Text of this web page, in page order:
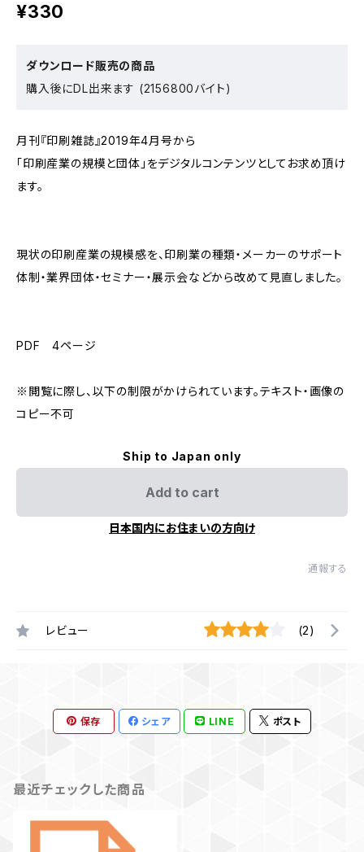
¥330
ダウンロード販売の商品
購入後にDL出来ます (2156800バイト)
月刊『印刷雑誌』2019年4月号から
「印刷産業の規模と団体」をデジタルコンテンツとしてお求め頂け
ます。
現状の印刷産業の規模感を、印刷業の種類・メーカーのサポート
体制・業界団体・セミナー・展示会などから改めて見直しました。
PDF 4ページ
※閲覧に際し、以下の制限がかけられています。テキスト・画像の
コピー不可
Ship to Japan only
Add to cart
日本国内にお住まいの方向け
通報する
レビュー (2)
保存 シェア LINE ポスト
最近チェックした商品